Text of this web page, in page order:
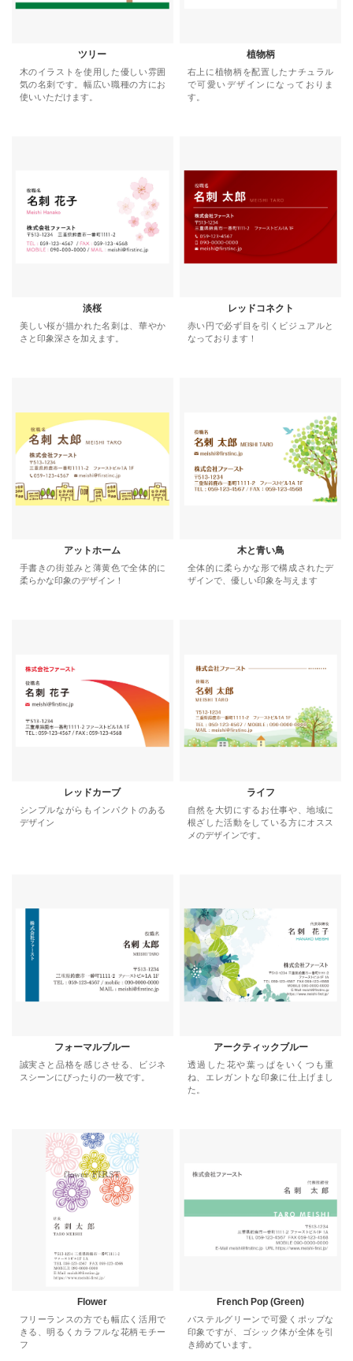
ツリー
木のイラストを使用した優しい雰囲
気の名刺です。幅広い職種の方にお
使いいただけます。
植物柄
右上に植物柄を配置したナチュラル
で可愛いデザインになっておりま
す。
淡桜
美しい桜が描かれた名刺は、華やか
さと印象深さを加えます。
レッドコネクト
赤い円で必ず目を引くビジュアルと
なっております！
アットホーム
手書きの街並みと薄黄色で全体的に
柔らかな印象のデザイン！
木と青い鳥
全体的に柔らかな形で構成されたデ
ザインで、優しい印象を与えます
レッドカーブ
シンプルながらもインパクトのある
デザイン
ライフ
自然を大切にするお仕事や、地域に
根ざした活動をしている方にオスス
メのデザインです。
フォーマルブルー
誠実さと品格を感じさせる、ビジネ
スシーンにぴったりの一枚です。
アークティックブルー
透過した花や葉っぱをいくつも重
ね、エレガントな印象に仕上げまし
た。
Flower
フリーランスの方でも幅広く活用で
きる、明るくカラフルな花柄モチー
フ
French Pop (Green)
パステルグリーンで可愛くポップな
印象ですが、ゴシック体が全体を引
き締めています。